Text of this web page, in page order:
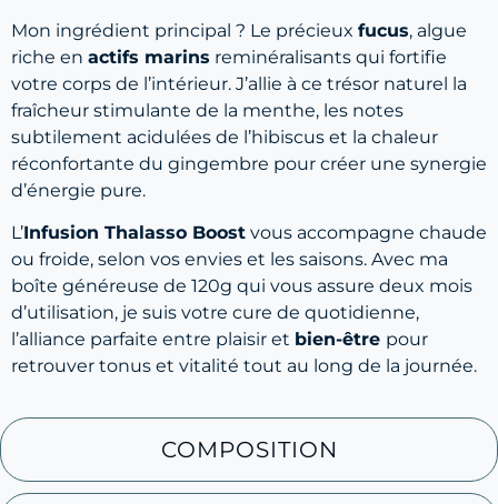
COMPOSITION
Mon ingrédient principal ? Le précieux fucus, algue
riche en actifs marins reminéralisants qui fortifie
votre corps de l’intérieur. J’allie à ce trésor naturel la
fraîcheur stimulante de la menthe, les notes
subtilement acidulées de l’hibiscus et la chaleur
réconfortante du gingembre pour créer une synergie
d’énergie pure.
L’Infusion Thalasso Boost vous accompagne chaude
ou froide, selon vos envies et les saisons. Avec ma
boîte généreuse de 120g qui vous assure deux mois
d’utilisation, je suis votre cure de quotidienne,
l’alliance parfaite entre plaisir et bien-être pour
retrouver tonus et vitalité tout au long de la journée.